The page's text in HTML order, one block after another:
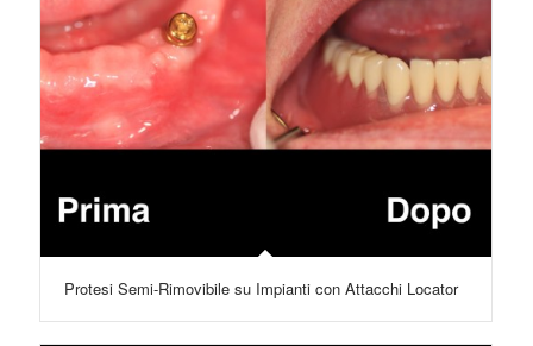
Protesi Semi-Rimovibile su Impianti con Attacchi Locator